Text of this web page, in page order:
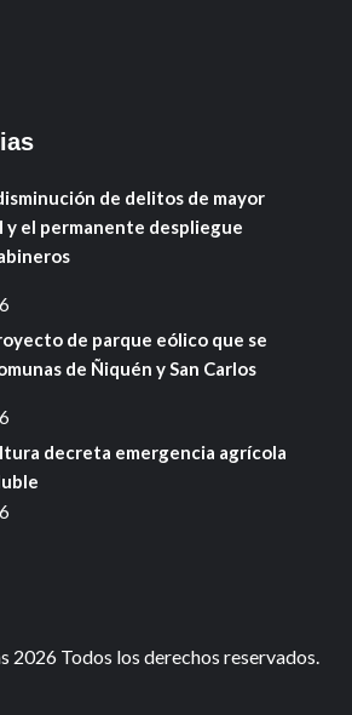
de delitos de mayor
y el permanente despliegue
de parque eólico que se
de Ñiquén y San Carlos
decreta emergencia agrícola